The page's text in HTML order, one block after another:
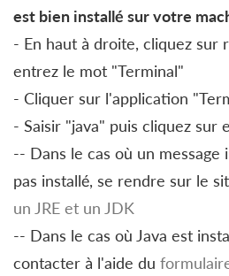
est bien installé sur votre
- En haut à droite, cliquez sur
entrez le mot "Terminal"
- Cliquer sur l'application
- Saisir "java" puis cliquez sur
-- Dans le cas où un message
pas installé, se rendre sur le
un JRE et un JDK
-- Dans le cas où Java est
contacter à l'aide du